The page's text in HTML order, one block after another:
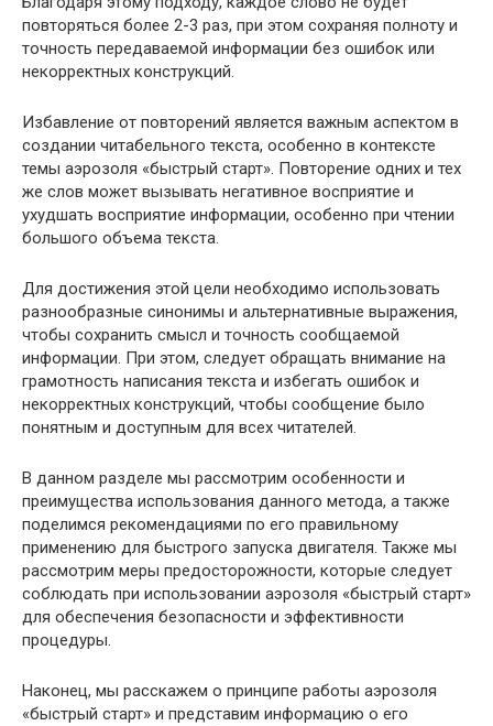
повторяться более 2-3 раз, при этом сохраняя полноту и
точность передаваемой информации без ошибок или
некорректных конструкций.
Избавление от повторений является важным аспектом в
создании читабельного текста, особенно в контексте
темы аэрозоля «быстрый старт». Повторение одних и тех
же слов может вызывать негативное восприятие и
ухудшать восприятие информации, особенно при чтении
большого объема текста.
Для достижения этой цели необходимо использовать
разнообразные синонимы и альтернативные выражения,
чтобы сохранить смысл и точность сообщаемой
информации. При этом, следует обращать внимание на
грамотность написания текста и избегать ошибок и
некорректных конструкций, чтобы сообщение было
понятным и доступным для всех читателей.
В данном разделе мы рассмотрим особенности и
преимущества использования данного метода, а также
поделимся рекомендациями по его правильному
применению для быстрого запуска двигателя. Также мы
рассмотрим меры предосторожности, которые следует
соблюдать при использовании аэрозоля «быстрый старт»
для обеспечения безопасности и эффективности
процедуры.
Наконец, мы расскажем о принципе работы аэрозоля
«быстрый старт» и представим информацию о его